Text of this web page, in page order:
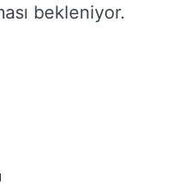
bekleniyor.